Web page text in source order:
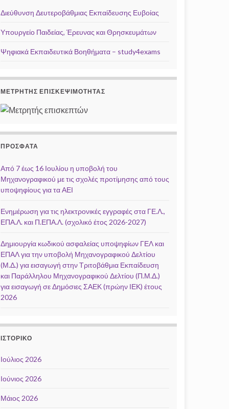
Διεύθυνση Δευτεροβάθμιας Εκπαίδευσης Ευβοίας
Υπουργείο Παιδείας, Έρευνας και Θρησκευμάτων
Ψηφιακά Εκπαιδευτικά Βοηθήματα – study4exams
ΜΕΤΡΗΤΉΣ ΕΠΙΣΚΕΨΙΜΌΤΗΤΑΣ
ΠΡΌΣΦΑΤΑ
Από 7 έως 16 Ιουλίου η υποβολή του
Μηχανογραφικού με τις σχολές προτίμησης από τους
υποψηφίους για τα ΑΕΙ
Ενημέρωση για τις ηλεκτρονικές εγγραφές στα ΓΕ.Λ.,
ΕΠΑ.Λ. και Π.ΕΠΑ.Λ. (σχολικό έτος 2026-2027)
Δημιουργία κωδικού ασφαλείας υποψηφίων ΓΕΛ και
ΕΠΑΛ για την υποβολή Μηχανογραφικού Δελτίου
(Μ.Δ.) για εισαγωγή στην Τριτοβάθμια Εκπαίδευση
και Παράλληλου Μηχανογραφικού Δελτίου (Π.Μ.Δ.)
για εισαγωγή σε Δημόσιες ΣΑΕΚ (πρώην ΙΕΚ) έτους
2026
ΙΣΤΟΡΙΚΌ
Ιούλιος 2026
Ιούνιος 2026
Μάιος 2026